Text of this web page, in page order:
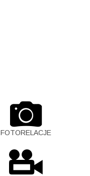
FOTORELACJE